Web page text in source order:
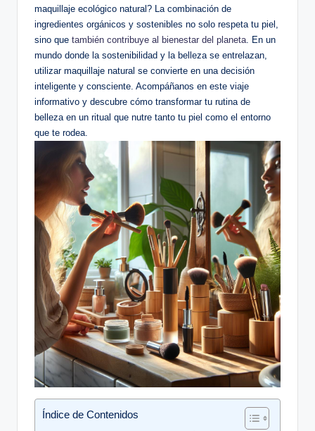
maquillaje ecológico natural? La combinación de
ingredientes orgánicos y sostenibles no solo respeta tu piel,
sino que también contribuye al bienestar del planeta. En un
mundo donde la sostenibilidad y la belleza se entrelazan,
utilizar maquillaje natural se convierte en una decisión
inteligente y consciente. Acompáñanos en este viaje
informativo y descubre cómo transformar tu rutina de
belleza en un ritual que nutre tanto tu piel como el entorno
que te rodea.
Índice de Contenidos